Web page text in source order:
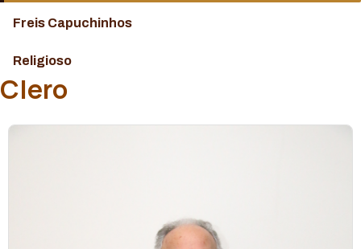
Freis Capuchinhos
Religioso
Clero